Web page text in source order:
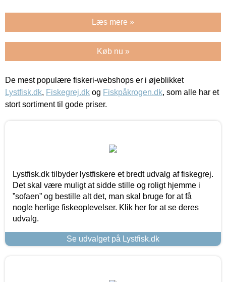
Læs mere »
Køb nu »
De mest populære fiskeri-webshops er i øjeblikket
Lystfisk.dk, Fiskegrej.dk og Fiskpåkrogen.dk, som alle har et
stort sortiment til gode priser.
Lystfisk.dk tilbyder lystfiskere et bredt udvalg af fiskegrej.
Det skal være muligt at sidde stille og roligt hjemme i
”sofaen” og bestille alt det, man skal bruge for at få
nogle herlige fiskeoplevelser. Klik her for at se deres
udvalg.
Se udvalget på Lystfisk.dk